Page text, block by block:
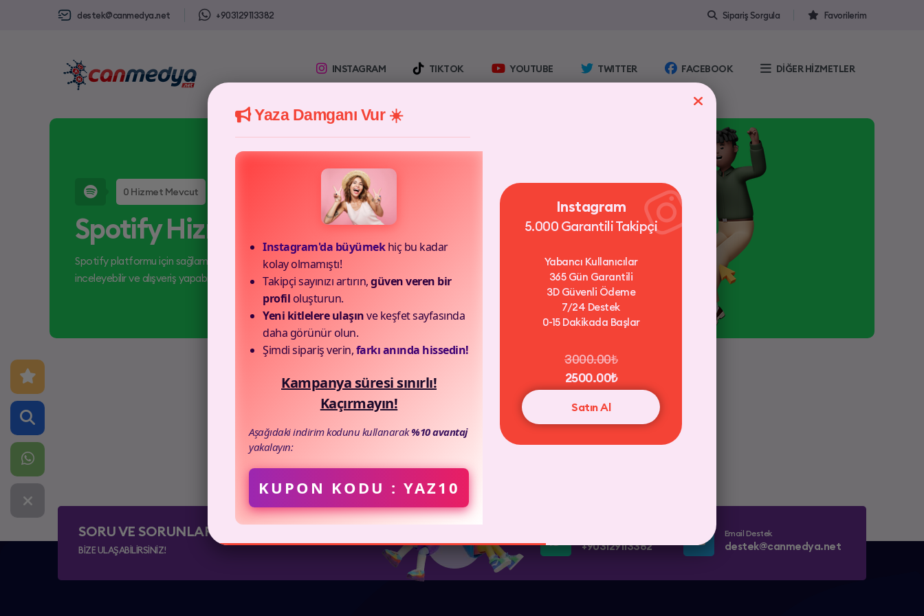
destek@canmedya.net +903129113382 Sipariş Sorgula Favorilerim
INSTAGRAM TIKTOK YOUTUBE TWITTER FACEBOOK DİĞER HİZMETLER
0 Hizmet Mevcut
Spotify Hizmetleri
Spotify platformu için sağlamış olduğumuz uygun fiyatlı ve kaliteli servislerimizi
inceleyebilir ve alışveriş yapabilirsiniz.
SORU VE SORUNLAR İÇİN
BİZE ULAŞABİLİRSİNİZ! +903129113382
Email Destek
destek@canmedya.net
Yaza Damganı Vur ☀️
Instagram'da büyümekhiç bu kadar
kolay olmamıştı!
Takipçi sayınızı artırın,güven veren bir
profil oluşturun.
Yeni kitlelere ulaşınve keşfet sayfasında
daha görünür olun.
Şimdi sipariş verin,farkı anında hissedin!
Kampanya süresi sınırlı!
Kaçırmayın!
Aşağıdaki indirim kodunu kullanarak%10 avantaj
yakalayın:
KUPON KODU : YAZ10
Instagram
5.000 Garantili Takipçi
Yabancı Kullanıcılar
365 Gün Garantili
3D Güvenli Ödeme
7/24 Destek
0-15 Dakikada Başlar
3000.00₺
2500.00₺
Satın Al